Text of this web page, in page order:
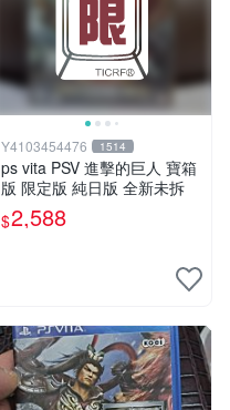
Y4103454476 1514
ps vita PSV 進擊的巨人 寶箱
版 限定版 純日版 全新未拆
$2,588